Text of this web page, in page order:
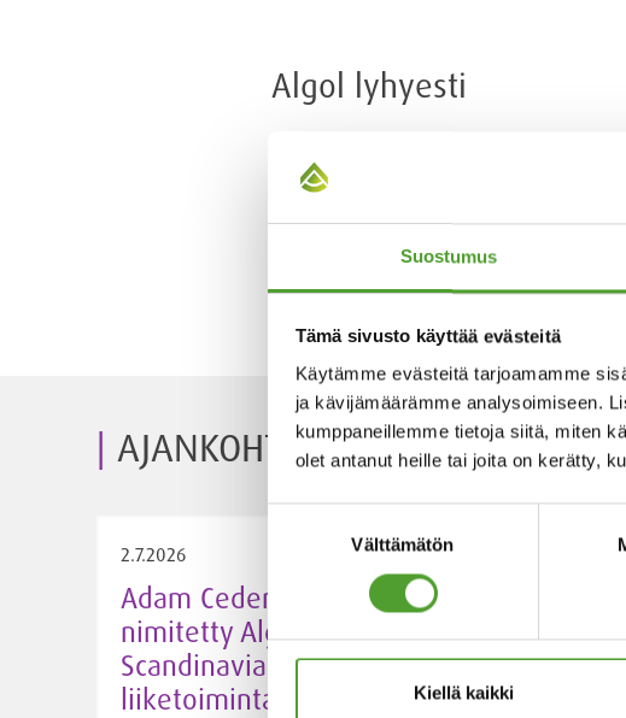
Suostumus
Tämä sivusto käyttää evästeitä
Käytämme evästeitä tarjoamamme
ja kävijämäärämme analysoimiseen.
kumppaneillemme tietoja siitä, miten
olet antanut heille tai joita on kerätty,
Välttämätön
Kiellä kaikki
Algol lyhyesti
Algol on perheyritys ja
maahantuovat, myyvät ja
kunnossapitopalveluja.
AJANKOHTAISET
2.7.2026
Adam Cederwall Baidori
nimitetty Algol Chemicalsin
Scandinavia -yksikön
liiketoimintajohtajaksi